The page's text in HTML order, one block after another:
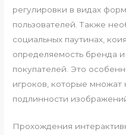
регулировки в видах
пользователей. Также
социальных паутинах,
определяемость бренда
покупателей. Это
игроков, которые
подлинности
Прохождения